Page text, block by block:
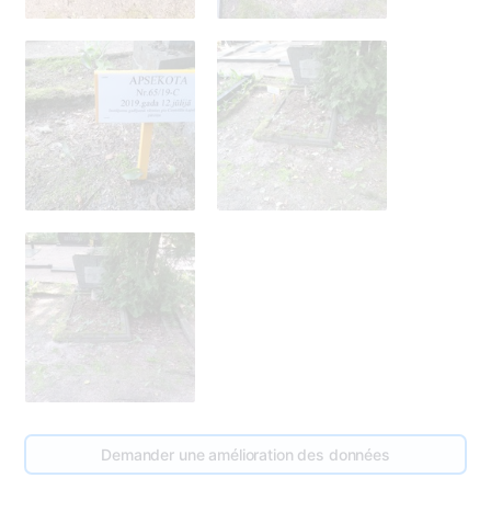
Demander une amélioration des données
2